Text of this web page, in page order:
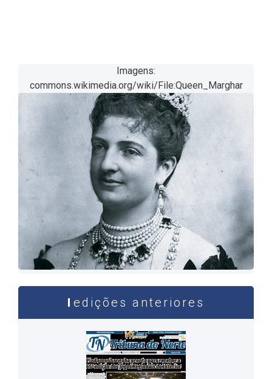
Imagens:
commons.wikimedia.org/wiki/File:Queen_Marghar
edições anteriores